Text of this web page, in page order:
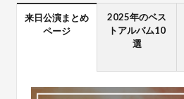
来日公演まとめ
ページ
2025年のベス
トアルバム10
選